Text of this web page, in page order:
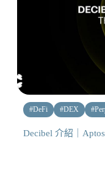
#DeFi #DEX #
Decibel 介紹｜